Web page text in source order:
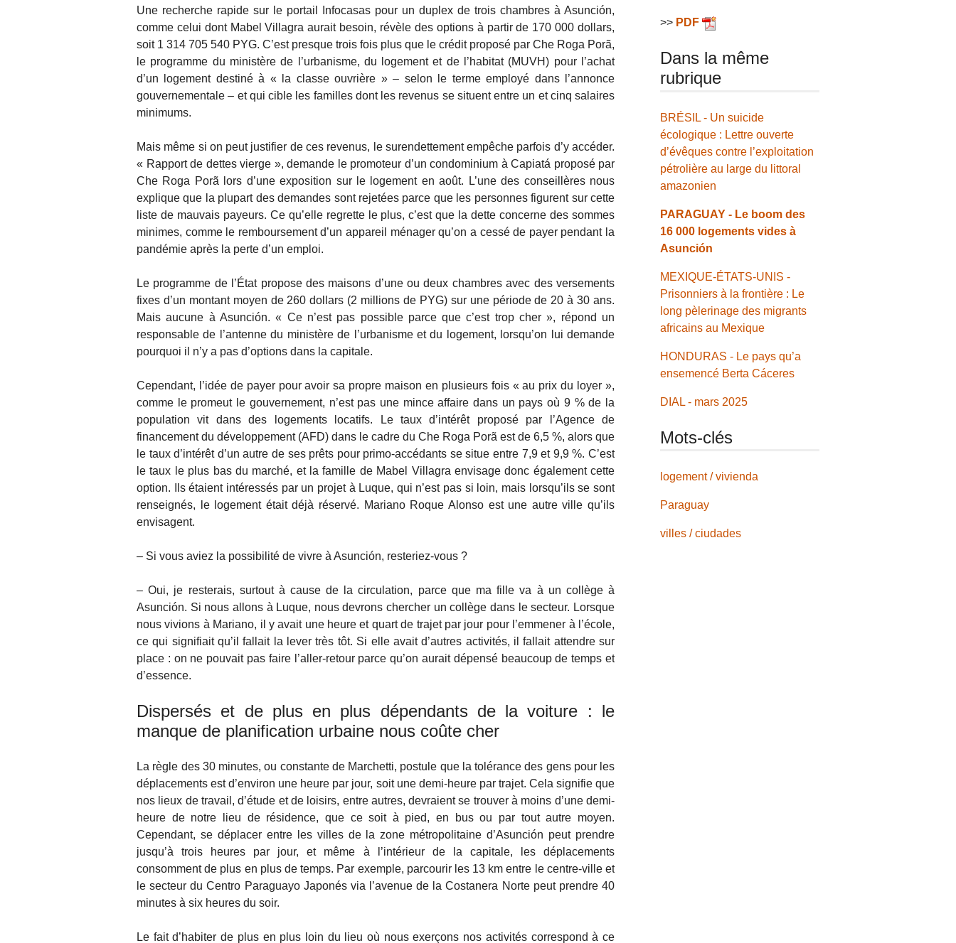
Une recherche rapide sur le portail Infocasas pour un duplex de trois chambres à Asunción,
comme celui dont Mabel Villagra aurait besoin, révèle des options à partir de 170 000 dollars,
soit 1 314 705 540 PYG. C’est presque trois fois plus que le crédit proposé par Che Roga Porã,
le programme du ministère de l’urbanisme, du logement et de l’habitat (MUVH) pour l’achat
d’un logement destiné à « la classe ouvrière » – selon le terme employé dans l’annonce
gouvernementale – et qui cible les familles dont les revenus se situent entre un et cinq salaires
minimums.
Mais même si on peut justifier de ces revenus, le surendettement empêche parfois d’y accéder.
« Rapport de dettes vierge », demande le promoteur d’un condominium à Capiatá proposé par
Che Roga Porã lors d’une exposition sur le logement en août. L’une des conseillères nous
explique que la plupart des demandes sont rejetées parce que les personnes figurent sur cette
liste de mauvais payeurs. Ce qu’elle regrette le plus, c’est que la dette concerne des sommes
minimes, comme le remboursement d’un appareil ménager qu’on a cessé de payer pendant la
pandémie après la perte d’un emploi.
Le programme de l’État propose des maisons d’une ou deux chambres avec des versements
fixes d’un montant moyen de 260 dollars (2 millions de PYG) sur une période de 20 à 30 ans.
Mais aucune à Asunción. « Ce n’est pas possible parce que c’est trop cher », répond un
responsable de l’antenne du ministère de l’urbanisme et du logement, lorsqu’on lui demande
pourquoi il n’y a pas d’options dans la capitale.
Cependant, l’idée de payer pour avoir sa propre maison en plusieurs fois « au prix du loyer »,
comme le promeut le gouvernement, n’est pas une mince affaire dans un pays où 9 % de la
population vit dans des logements locatifs. Le taux d’intérêt proposé par l’Agence de
financement du développement (AFD) dans le cadre du Che Roga Porã est de 6,5 %, alors que
le taux d’intérêt d’un autre de ses prêts pour primo-accédants se situe entre 7,9 et 9,9 %. C’est
le taux le plus bas du marché, et la famille de Mabel Villagra envisage donc également cette
option. Ils étaient intéressés par un projet à Luque, qui n’est pas si loin, mais lorsqu’ils se sont
renseignés, le logement était déjà réservé. Mariano Roque Alonso est une autre ville qu’ils
envisagent.
– Si vous aviez la possibilité de vivre à Asunción, resteriez-vous ?
– Oui, je resterais, surtout à cause de la circulation, parce que ma fille va à un collège à
Asunción. Si nous allons à Luque, nous devrons chercher un collège dans le secteur. Lorsque
nous vivions à Mariano, il y avait une heure et quart de trajet par jour pour l’emmener à l’école,
ce qui signifiait qu’il fallait la lever très tôt. Si elle avait d’autres activités, il fallait attendre sur
place : on ne pouvait pas faire l’aller-retour parce qu’on aurait dépensé beaucoup de temps et
d’essence.
Dispersés et de plus en plus dépendants de la voiture : le
manque de planification urbaine nous coûte cher
La règle des 30 minutes, ou constante de Marchetti, postule que la tolérance des gens pour les
déplacements est d’environ une heure par jour, soit une demi-heure par trajet. Cela signifie que
nos lieux de travail, d’étude et de loisirs, entre autres, devraient se trouver à moins d’une demi-
heure de notre lieu de résidence, que ce soit à pied, en bus ou par tout autre moyen.
Cependant, se déplacer entre les villes de la zone métropolitaine d’Asunción peut prendre
jusqu’à trois heures par jour, et même à l’intérieur de la capitale, les déplacements
consomment de plus en plus de temps. Par exemple, parcourir les 13 km entre le centre-ville et
le secteur du Centro Paraguayo Japonés via l’avenue de la Costanera Norte peut prendre 40
minutes à six heures du soir.
Le fait d’habiter de plus en plus loin du lieu où nous exerçons nos activités correspond à ce
>> PDF
Dans la même
rubrique
BRÉSIL - Un suicide
écologique : Lettre ouverte
d’évêques contre l’exploitation
pétrolière au large du littoral
amazonien
PARAGUAY - Le boom des
16 000 logements vides à
Asunción
MEXIQUE-ÉTATS-UNIS -
Prisonniers à la frontière : Le
long pèlerinage des migrants
africains au Mexique
HONDURAS - Le pays qu’a
ensemencé Berta Cáceres
DIAL - mars 2025
Mots-clés
logement / vivienda
Paraguay
villes / ciudades